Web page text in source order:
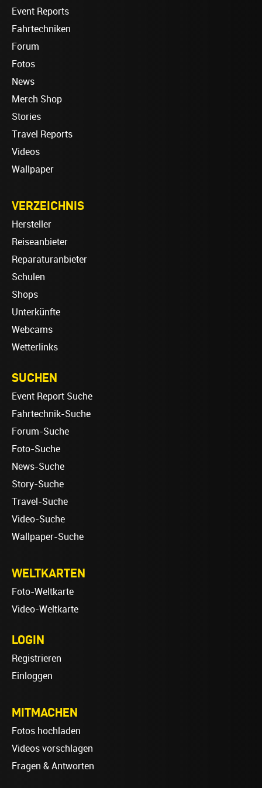
Event Reports
Fahrtechniken
Forum
Fotos
News
Merch Shop
Stories
Travel Reports
Videos
Wallpaper
VERZEICHNIS
Hersteller
Reiseanbieter
Reparaturanbieter
Schulen
Shops
Unterkünfte
Webcams
Wetterlinks
SUCHEN
Event Report Suche
Fahrtechnik-Suche
Forum-Suche
Foto-Suche
News-Suche
Story-Suche
Travel-Suche
Video-Suche
Wallpaper-Suche
WELTKARTEN
Foto-Weltkarte
Video-Weltkarte
LOGIN
Registrieren
Einloggen
MITMACHEN
Fotos hochladen
Videos vorschlagen
Fragen & Antworten